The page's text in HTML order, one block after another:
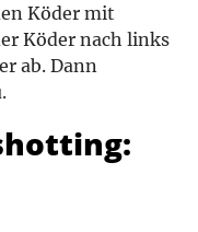
Köder mit
Köder nach links
ab. Dann